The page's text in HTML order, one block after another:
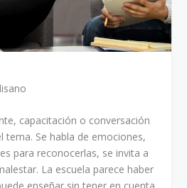
capacitación o conversación
tema. Se habla de emociones,
para reconocerlas, se invita a
La escuela parece haber